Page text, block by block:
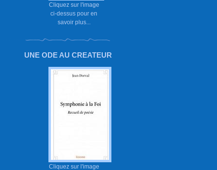
Cliquez sur l'image
ci-dessus pour en
savoir plus...
UNE ODE AU CREATEUR
Cliquez sur l'image